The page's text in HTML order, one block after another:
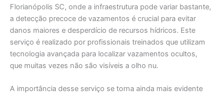
Florianópolis SC, onde a infraestrutura pode variar bastante,
a detecção precoce de vazamentos é crucial para evitar
danos maiores e desperdício de recursos hídricos. Este
serviço é realizado por profissionais treinados que utilizam
tecnologia avançada para localizar vazamentos ocultos,
que muitas vezes não são visíveis a olho nu.
A importância desse serviço se torna ainda mais evidente